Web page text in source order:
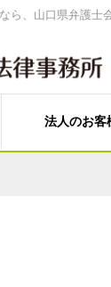
ら、山口県弁護士
法人のお客